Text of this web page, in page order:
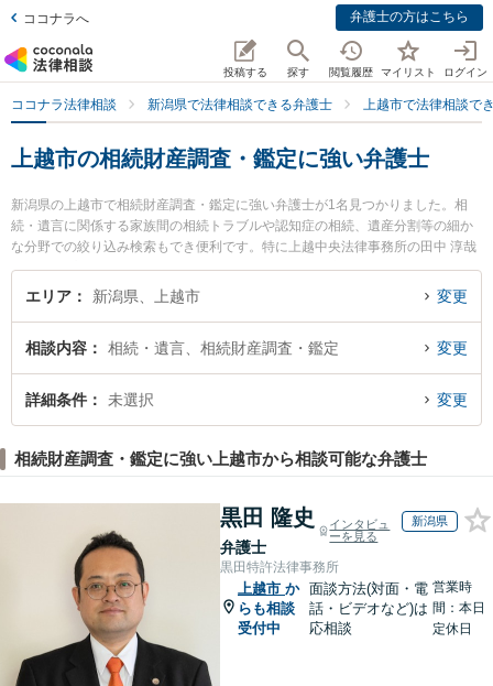
ココナラへ 弁護士の方はこちら
投稿する 探す 閲覧履歴 マイリスト ログイン
ココナラ法律相談 新潟県で法律相談できる弁護士 上越市で法律相談で
上越市の相続財産調査・鑑定に強い弁護士
新潟県の上越市で相続財産調査・鑑定に強い弁護士が1名見つかりました。相
続・遺言に関係する家族間の相続トラブルや認知症の相続、遺産分割等の細か
な分野での絞り込み検索もでき便利です。特に上越中央法律事務所の田中 淳哉
弁護士のプロフィール情報や弁護士費用、強みなどが注目されています。『上
越市で土日や夜間に発生した相続財産調査・鑑定のトラブルを今すぐに弁護士
市内の弁護士に相談予約したい』などでお困りの相談者さんにおすすめです。
エリア 新潟県、上越市 変更
相談内容 相続・遺言、相続財産調査・鑑定 変更
詳細条件 未選択 変更
相続財産調査・鑑定に強い上越市から相談可能な弁護士
黒田 隆史
弁護士
インタビュ
ーを見る
新潟県
黒田特許法律事務所
上越市 か
らも相談
受付中
面談方法(対面・電
話・ビデオなど)は
応相談
営業時
間：本日
定休日